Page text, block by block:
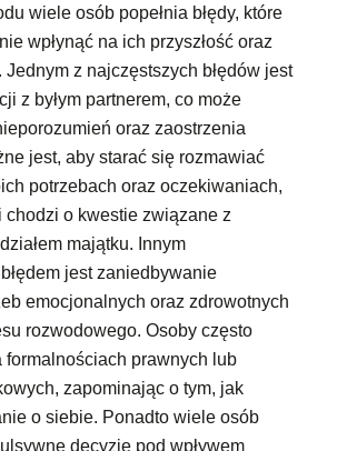
wiele osób popełnia błędy, które
wpłynąć na ich przyszłość oraz
z najczęstszych błędów jest
z byłym partnerem, co może
oraz zaostrzenia
jest, aby starać się rozmawiać
potrzebach oraz oczekiwaniach,
chodzi o kwestie związane z
majątku. Innym
jest zaniedbywanie
emocjonalnych oraz zdrowotnych
rozwodowego. Osoby często
formalnościach prawnych lub
zapominając o tym, jak
o siebie. Ponadto wiele osób
decyzje pod wpływem